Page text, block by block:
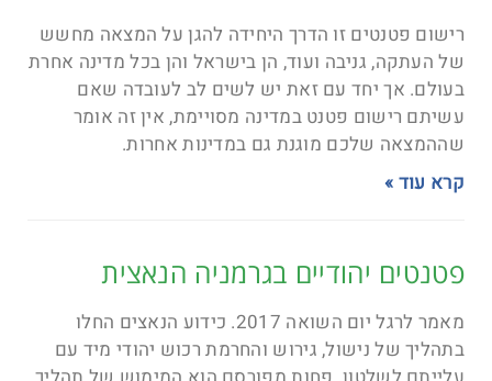
רישום פטנטים זו הדרך היחידה להגן על המצאה מחשש
של העתקה, גניבה ועוד, הן בישראל והן בכל מדינה אחרת
בעולם. אך יחד עם זאת יש לשים לב לעובדה שאם
עשיתם רישום פטנט במדינה מסויימת, אין זה אומר
שההמצאה שלכם מוגנת גם במדינות אחרות.
קרא עוד »
פטנטים יהודיים בגרמניה הנאצית
מאמר לרגל יום השואה 2017. כידוע הנאצים החלו
בתהליך של נישול, גירוש והחרמת רכוש יהודי מיד עם